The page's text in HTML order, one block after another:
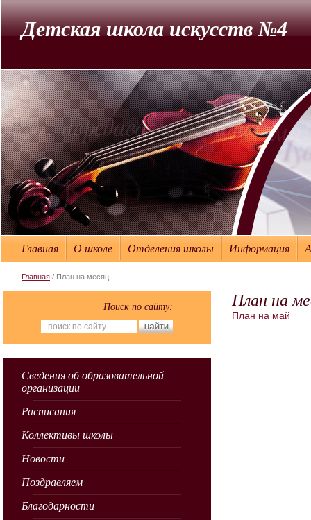
Детская школа искусств №4
Главная О школе Отделения школы Информация
Главная / План на месяц
Поиск по сайту:
Сведения об образовательной
организации
Расписания
Коллективы школы
Новости
Поздравляем
Благодарности
План на
План на май